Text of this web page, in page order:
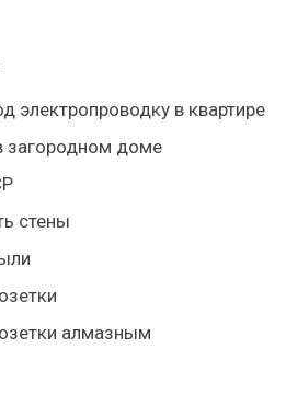
электропроводку в квартире
загородном доме
стены
алмазным